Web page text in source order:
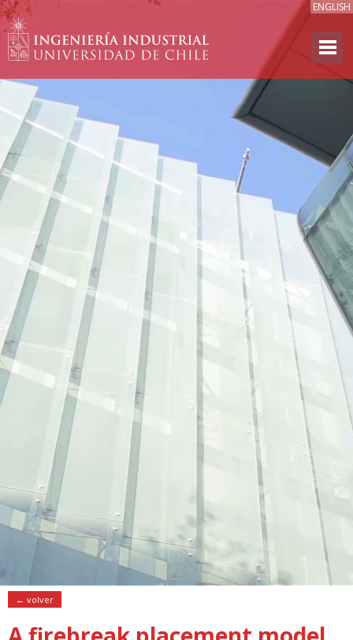
ENGLISH
← volver